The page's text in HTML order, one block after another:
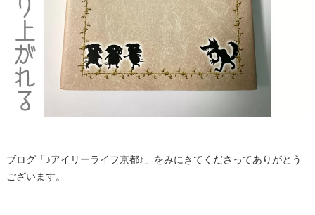
ブログ「♪アイリーライフ京都♪」をみにきてくださってありがとう
ございます。